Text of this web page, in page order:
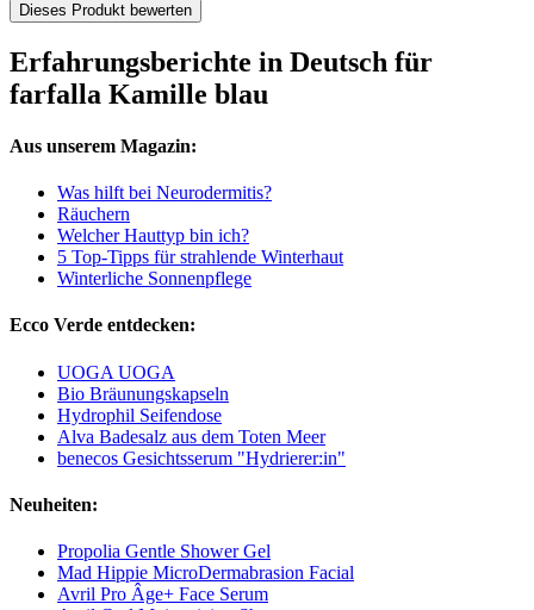
Dieses Produkt bewerten
Erfahrungsberichte in Deutsch für
farfalla Kamille blau
Aus unserem Magazin:
Was hilft bei Neurodermitis?
Räuchern
Welcher Hauttyp bin ich?
5 Top-Tipps für strahlende Winterhaut
Winterliche Sonnenpflege
Ecco Verde entdecken:
UOGA UOGA
Bio Bräunungskapseln
Hydrophil Seifendose
Alva Badesalz aus dem Toten Meer
benecos Gesichtsserum "Hydrierer:in"
Neuheiten:
Propolia Gentle Shower Gel
Mad Hippie MicroDermabrasion Facial
Avril Pro Âge+ Face Serum